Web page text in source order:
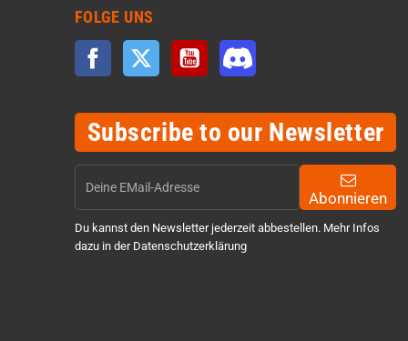
FOLGE UNS
Facebook Twitter YouTube
Subscribe to our Newsletter
Abonnieren
Du kannst den Newsletter jederzeit abbestellen. Mehr Infos
dazu in der Datenschutzerklärung